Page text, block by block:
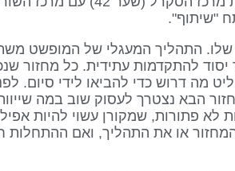
שלו. התהליך המעגלי של המופשט
יסוד להתקדמות עתידית. כל מחזור
מה דרוש כדי להביאו לידי סיום.
הבא נצטרך לעסוק שוב במה
לא פתורות, שמקורן עשוי להיות
או את התהליך, ואם ההתחלות